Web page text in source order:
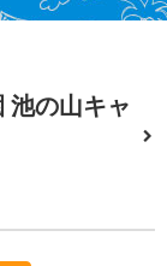
池の山キャ